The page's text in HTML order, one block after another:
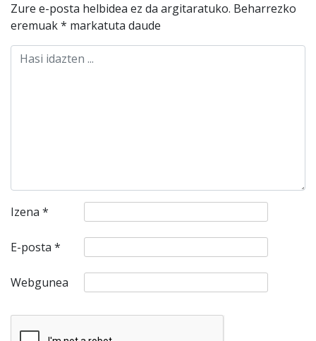
Zure e-posta helbidea ez da argitaratuko. Beharrezko
eremuak* markatuta daude
Izena *
E-posta *
Webgunea